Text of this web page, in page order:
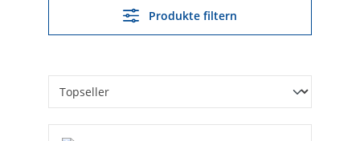
Produkte filtern